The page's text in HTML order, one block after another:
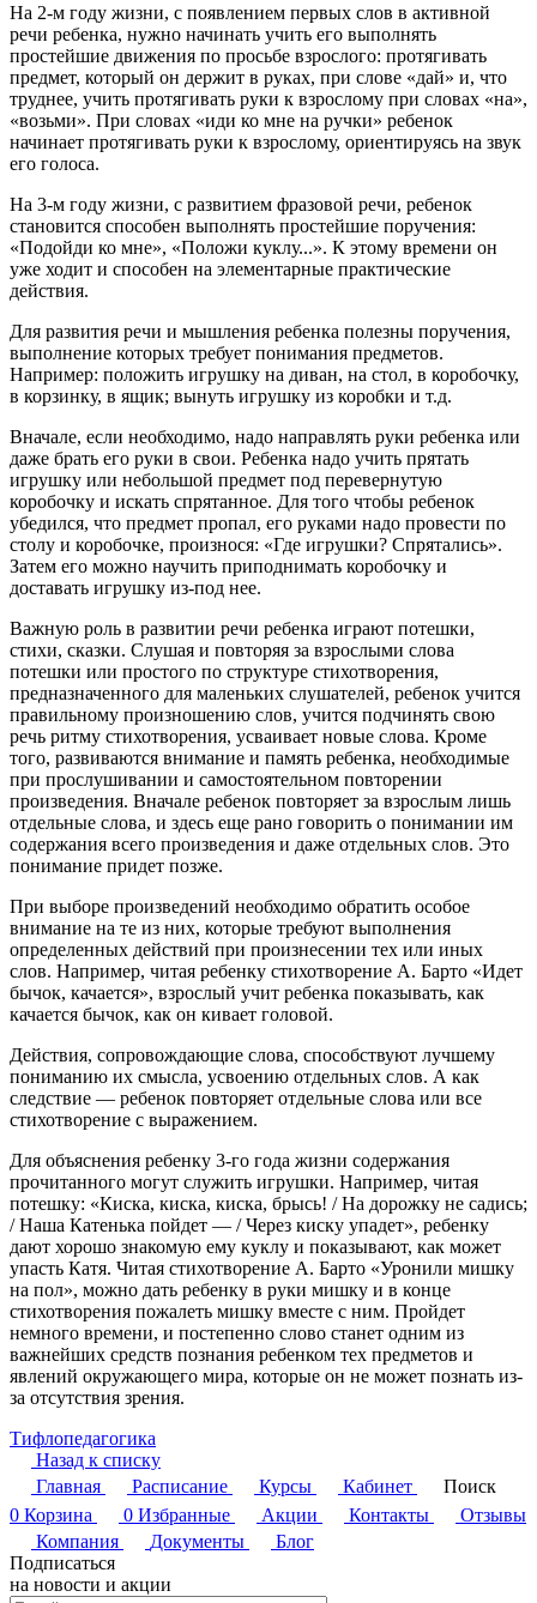
На 2-м году жизни, с появлением первых слов в активной
речи ребенка, нужно начинать учить его выполнять
простейшие движения по просьбе взрослого: протягивать
предмет, который он держит в руках, при слове «дай» и, что
труднее, учить протягивать руки к взрослому при словах «на»,
«возьми». При словах «иди ко мне на ручки» ребенок
начинает протягивать руки к взрослому, ориентируясь на звук
его голоса.
На 3-м году жизни, с развитием фразовой речи, ребенок
становится способен выполнять простейшие поручения:
«Подойди ко мне», «Положи куклу...». К этому времени он
уже ходит и способен на элементарные практические
действия.
Для развития речи и мышления ребенка полезны поручения,
выполнение которых требует понимания предметов.
Например: положить игрушку на диван, на стол, в коробочку,
в корзинку, в ящик; вынуть игрушку из коробки и т.д.
Вначале, если необходимо, надо направлять руки ребенка или
даже брать его руки в свои. Ребенка надо учить прятать
игрушку или небольшой предмет под перевернутую
коробочку и искать спрятанное. Для того чтобы ребенок
убедился, что предмет пропал, его руками надо провести по
столу и коробочке, произнося: «Где игрушки? Спрятались».
Затем его можно научить приподнимать коробочку и
доставать игрушку из-под нее.
Важную роль в развитии речи ребенка играют потешки,
стихи, сказки. Слушая и повторяя за взрослыми слова
потешки или простого по структуре стихотворения,
предназначенного для маленьких слушателей, ребенок учится
правильному произношению слов, учится подчинять свою
речь ритму стихотворения, усваивает новые слова. Кроме
того, развиваются внимание и память ребенка, необходимые
при прослушивании и самостоятельном повторении
произведения. Вначале ребенок повторяет за взрослым лишь
отдельные слова, и здесь еще рано говорить о понимании им
содержания всего произведения и даже отдельных слов. Это
понимание придет позже.
При выборе произведений необходимо обратить особое
внимание на те из них, которые требуют выполнения
определенных действий при произнесении тех или иных
слов. Например, читая ребенку стихотворение А. Барто «Идет
бычок, качается», взрослый учит ребенка показывать, как
качается бычок, как он кивает головой.
Действия, сопровождающие слова, способствуют лучшему
пониманию их смысла, усвоению отдельных слов. А как
следствие — ребенок повторяет отдельные слова или все
стихотворение с выражением.
Для объяснения ребенку 3-го года жизни содержания
прочитанного могут служить игрушки. Например, читая
потешку: «Киска, киска, киска, брысь! / На дорожку не садись;
/ Наша Катенька пойдет — / Через киску упадет», ребенку
дают хорошо знакомую ему куклу и показывают, как может
упасть Катя. Читая стихотворение А. Барто «Уронили мишку
на пол», можно дать ребенку в руки мишку и в конце
стихотворения пожалеть мишку вместе с ним. Пройдет
немного времени, и постепенно слово станет одним из
важнейших средств познания ребенком тех предметов и
явлений окружающего мира, которые он не может познать из-
за отсутствия зрения.
Тифлопедагогика
Назад к списку
Главная
Расписание Курсы Кабинет
Поиск
0 Корзина 0 Избранные Акции Контакты
Отзывы
Компания
Документы
Блог
Подписаться
на новости и акции